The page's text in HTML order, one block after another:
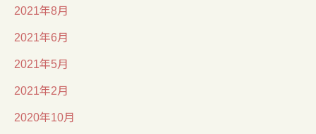
2021年8月
2021年6月
2021年5月
2021年2月
2020年10月